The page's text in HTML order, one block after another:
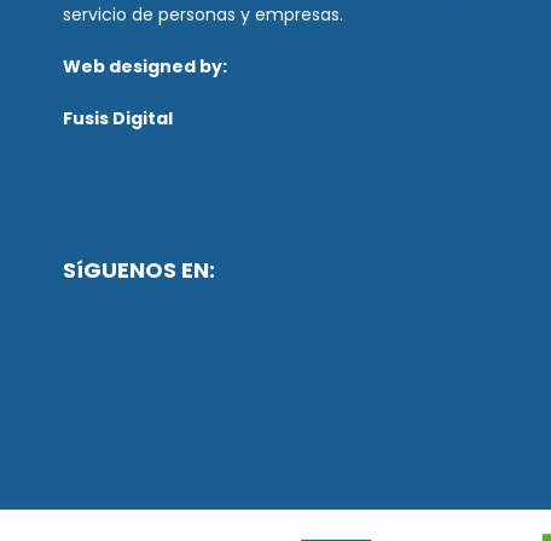
servicio de personas y empresas.
Web designed by:
Fusis Digital
SíGUENOS EN: